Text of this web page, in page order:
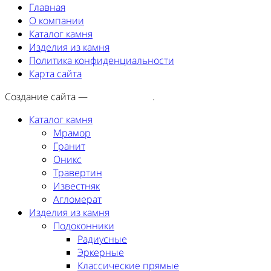
Главная
О компании
Каталог камня
Изделия из камня
Политика конфиденциальности
Карта сайта
Создание сайта —
.
Каталог камня
Мрамор
Гранит
Оникс
Травертин
Известняк
Агломерат
Изделия из камня
Подоконники
Радиусные
Эркерные
Классические прямые